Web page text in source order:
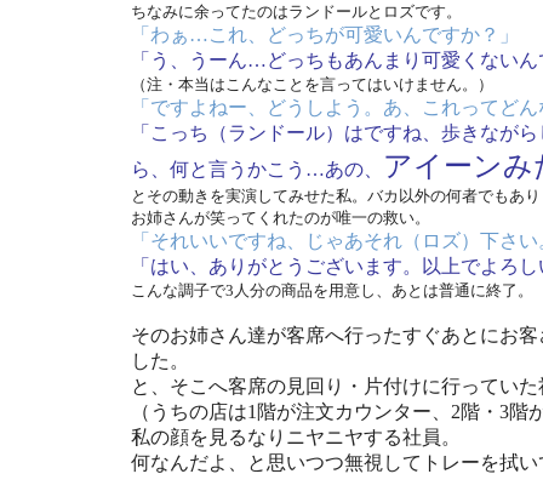
ちなみに余ってたのはランドールとロズです。
「わぁ…これ、どっちが可愛いんですか？」
「う、うーん…どっちもあんまり可愛くない
（注・本当はこんなことを言ってはいけません。）
「ですよねー、どうしよう。あ、これってど
「こっち（ランドール）はですね、歩きなが
ら、何と言うかこう…あの、
アイーン
とその動きを実演してみせた私。バカ以外の何者でもあ
お姉さんが笑ってくれたのが唯一の救い。
「それいいですね、じゃあそれ（ロズ）下さい
「はい、ありがとうございます。以上でよろ
こんな調子で3人分の商品を用意し、あとは普通に終了。
そのお姉さん達が客席へ行ったすぐあとにお
した。
と、そこへ客席の見回り・片付けに行ってい
（うちの店は1階が注文カウンター、2階・3階
私の顔を見るなりニヤニヤする社員。
何なんだよ、と思いつつ無視してトレーを拭